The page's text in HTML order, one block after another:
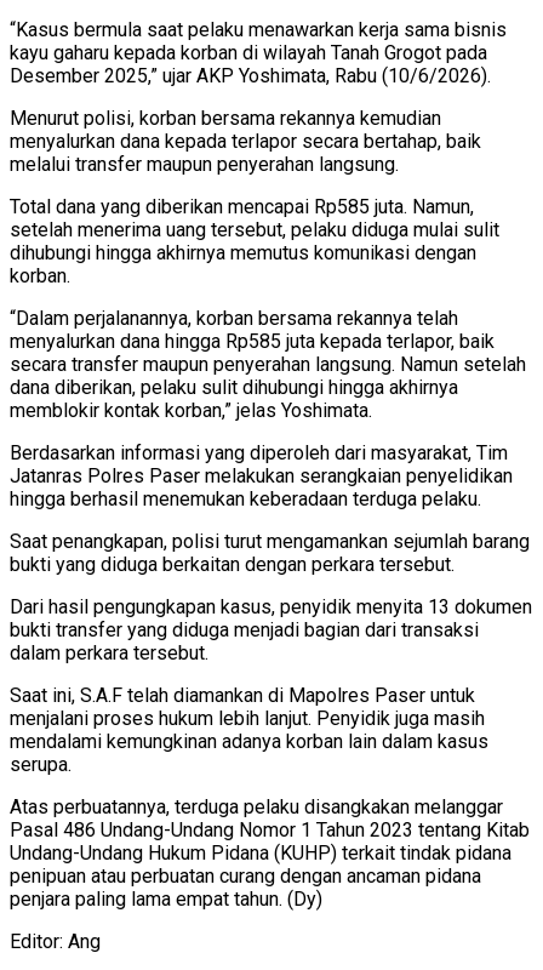
“Kasus bermula saat pelaku menawarkan kerja sama bisnis
kayu gaharu kepada korban di wilayah Tanah Grogot pada
Desember 2025,” ujar AKP Yoshimata, Rabu (10/6/2026).
Menurut polisi, korban bersama rekannya kemudian
menyalurkan dana kepada terlapor secara bertahap, baik
melalui transfer maupun penyerahan langsung.
Total dana yang diberikan mencapai Rp585 juta. Namun,
setelah menerima uang tersebut, pelaku diduga mulai sulit
dihubungi hingga akhirnya memutus komunikasi dengan
korban.
“Dalam perjalanannya, korban bersama rekannya telah
menyalurkan dana hingga Rp585 juta kepada terlapor, baik
secara transfer maupun penyerahan langsung. Namun setelah
dana diberikan, pelaku sulit dihubungi hingga akhirnya
memblokir kontak korban,” jelas Yoshimata.
Berdasarkan informasi yang diperoleh dari masyarakat, Tim
Jatanras Polres Paser melakukan serangkaian penyelidikan
hingga berhasil menemukan keberadaan terduga pelaku.
Saat penangkapan, polisi turut mengamankan sejumlah barang
bukti yang diduga berkaitan dengan perkara tersebut.
Dari hasil pengungkapan kasus, penyidik menyita 13 dokumen
bukti transfer yang diduga menjadi bagian dari transaksi
dalam perkara tersebut.
Saat ini, S.A.F telah diamankan di Mapolres Paser untuk
menjalani proses hukum lebih lanjut. Penyidik juga masih
mendalami kemungkinan adanya korban lain dalam kasus
serupa.
Atas perbuatannya, terduga pelaku disangkakan melanggar
Pasal 486 Undang-Undang Nomor 1 Tahun 2023 tentang Kitab
Undang-Undang Hukum Pidana (KUHP) terkait tindak pidana
penipuan atau perbuatan curang dengan ancaman pidana
penjara paling lama empat tahun. (Dy)
Editor: Ang